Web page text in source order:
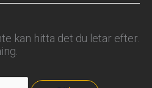
kan hitta det du letar efter.